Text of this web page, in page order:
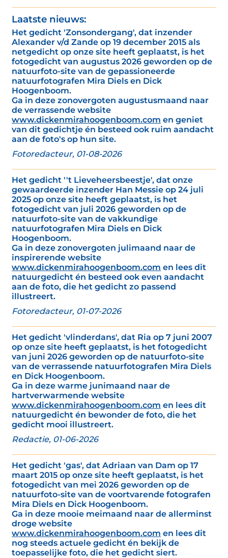
Laatste nieuws:
Het gedicht 'Zonsondergang', dat inzender
Alexander v/d Zande op 19 december 2015 als
netgedicht op onze site heeft geplaatst, is het
fotogedicht van augustus 2026 geworden op de
natuurfoto-site van de gepassioneerde
natuurfotografen Mira Diels en Dick
Hoogenboom.
Ga in deze zonovergoten augustusmaand naar
de verrassende website
www.dickenmirahoogenboom.com en geniet
van dit gedichtje én besteed ook ruim aandacht
aan de foto's op hun site.
Fotoredacteur, 01-08-2026
Het gedicht ''t Lieveheersbeestje', dat onze
gewaardeerde inzender Han Messie op 24 juli
2025 op onze site heeft geplaatst, is het
fotogedicht van juli 2026 geworden op de
natuurfoto-site van de vakkundige
natuurfotografen Mira Diels en Dick
Hoogenboom.
Ga in deze zonovergoten julimaand naar de
inspirerende website
www.dickenmirahoogenboom.com en lees dit
natuurgedicht én besteed ook even aandacht
aan de foto, die het gedicht zo passend
illustreert.
Fotoredacteur, 01-07-2026
Het gedicht 'vlinderdans', dat Ria op 7 juni 2007
op onze site heeft geplaatst, is het fotogedicht
van juni 2026 geworden op de natuurfoto-site
van de verrassende natuurfotografen Mira Diels
en Dick Hoogenboom.
Ga in deze warme junimaand naar de
hartverwarmende website
www.dickenmirahoogenboom.com en lees dit
natuurgedicht én bewonder de foto, die het
gedicht mooi illustreert.
Redactie, 01-06-2026
Het gedicht 'gas', dat Adriaan van Dam op 17
maart 2015 op onze site heeft geplaatst, is het
fotogedicht van mei 2026 geworden op de
natuurfoto-site van de voortvarende fotografen
Mira Diels en Dick Hoogenboom.
Ga in deze mooie meimaand naar de allerminst
droge website
www.dickenmirahoogenboom.com en lees dit
nog steeds actuele gedicht én bekijk de
toepasselijke foto, die het gedicht siert.